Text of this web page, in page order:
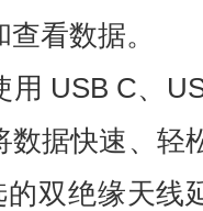
看数据。
用 USB C、
数据快速、轻
双绝缘天线